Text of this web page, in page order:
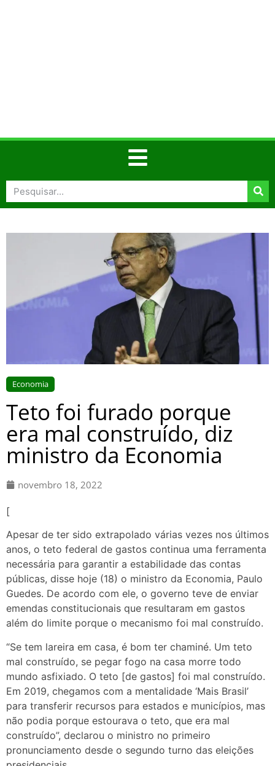
Economia
Teto foi furado porque
era mal construído, diz
ministro da Economia
novembro 18, 2022
[
Apesar de ter sido extrapolado várias vezes nos últimos
anos, o teto federal de gastos continua uma ferramenta
necessária para garantir a estabilidade das contas
públicas, disse hoje (18) o ministro da Economia, Paulo
Guedes. De acordo com ele, o governo teve de enviar
emendas constitucionais que resultaram em gastos
além do limite porque o mecanismo foi mal construído.
“Se tem lareira em casa, é bom ter chaminé. Um teto
mal construído, se pegar fogo na casa morre todo
mundo asfixiado. O teto [de gastos] foi mal construído.
Em 2019, chegamos com a mentalidade ‘Mais Brasil’
para transferir recursos para estados e municípios, mas
não podia porque estourava o teto, que era mal
construído”, declarou o ministro no primeiro
pronunciamento desde o segundo turno das eleições